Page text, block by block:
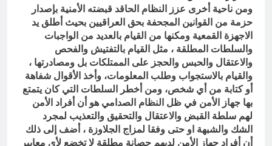
ومن ناحية أخرى عزز النظام الحاقد قبضته الأمنية بإصدار
حزمة من القوانين المجحفة بحق العراقيين بحيث أطلق يد
الاجهزة القمعية ومكنها من القيام بالعديد من الواجبات
والسلطات المطلقة ، مثل القيام بالتفتيش والفحص
والاعتقال والحبس والحجز على الممتلكات بل ومصادرتها ،
والقيام بالاستجواب وطلب المعلومات، وأخذ الأقوال شفاهة
أو كتابة من أي شخص، ومن أخطر السلطات التي كان يتمتع
بها جهاز الأمن في ظل النظام الصدامي هو أن أفراد الأمن
لهم سلطة القبض والاعتقال والتحقيق والتعذيب لمجرد
الشك والشبهة او حتى وفقا لمزاج الجلاوزة ، أضف إلى ذلك
أن أفراد جهاز الأمن لديهم حصانة مطلقة لا تخضع لأي معايير